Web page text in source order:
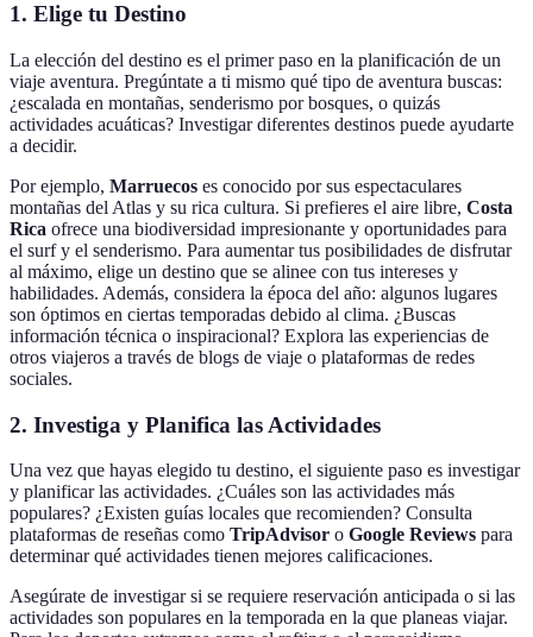
1. Elige tu Destino
La elección del destino es el primer paso en la planificación de un
viaje aventura. Pregúntate a ti mismo qué tipo de aventura buscas:
¿escalada en montañas, senderismo por bosques, o quizás
actividades acuáticas? Investigar diferentes destinos puede ayudarte
a decidir.
Por ejemplo, Marruecos es conocido por sus espectaculares
montañas del Atlas y su rica cultura. Si prefieres el aire libre, Costa
Rica ofrece una biodiversidad impresionante y oportunidades para
el surf y el senderismo. Para aumentar tus posibilidades de disfrutar
al máximo, elige un destino que se alinee con tus intereses y
habilidades. Además, considera la época del año: algunos lugares
son óptimos en ciertas temporadas debido al clima. ¿Buscas
información técnica o inspiracional? Explora las experiencias de
otros viajeros a través de blogs de viaje o plataformas de redes
sociales.
2. Investiga y Planifica las Actividades
Una vez que hayas elegido tu destino, el siguiente paso es investigar
y planificar las actividades. ¿Cuáles son las actividades más
populares? ¿Existen guías locales que recomienden? Consulta
plataformas de reseñas como TripAdvisor o Google Reviews para
determinar qué actividades tienen mejores calificaciones.
Asegúrate de investigar si se requiere reservación anticipada o si las
actividades son populares en la temporada en la que planeas viajar.